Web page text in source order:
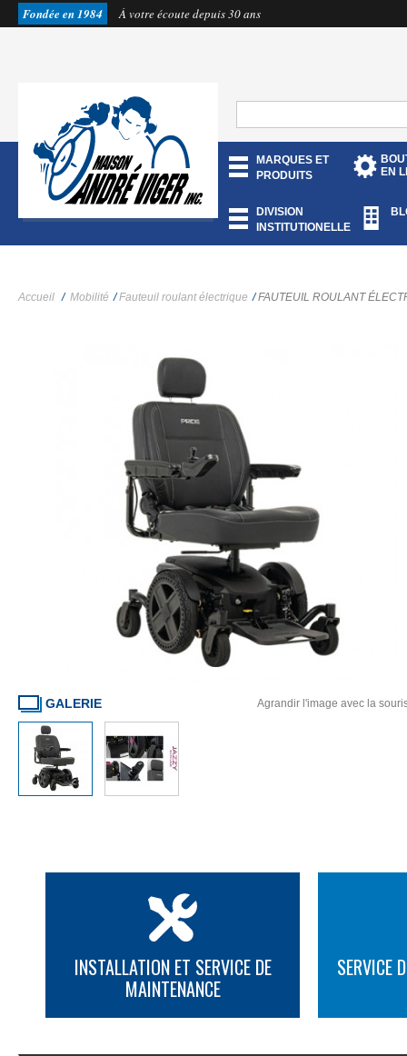
Fondée en 1984 À votre écoute depuis 30 ans
MARQUES ET
PRODUITS
EN
DIVISION
INSTITUTIONELLE
Accueil / Mobilité / Fauteuil roulant électrique / FAUTEUIL ROULANT
GALERIE Agrandir l'image avec la
INSTALLATION ET SERVICE DE
MAINTENANCE
SERVICE
PLUS D'INFORMATION PLUS D'INFORMATION